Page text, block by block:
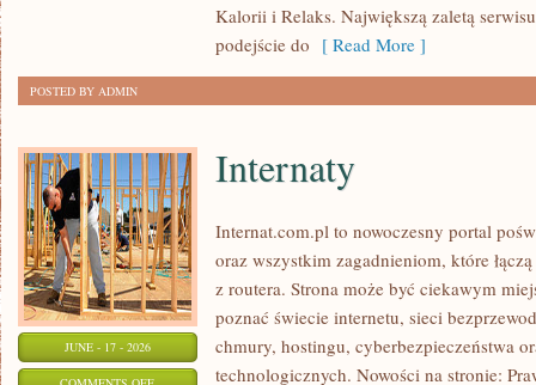
Kalorii i Relaks. Największą zaletą
podejście do [ Read More ]
POSTED BY ADMIN
JUNE - 17 - 2026
ON
Internaty
Internat.com.pl to nowoczesny portal
oraz wszystkim zagadnieniom, które
z routera. Strona może być ciekawym
poznać świecie internetu, sieci
chmury, hostingu, cyberbezpieczeństwa
technologicznych. Nowości na stronie: